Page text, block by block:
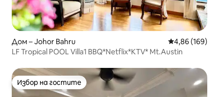
Дом – Johor Bahru Средна
4,86 (169)
LF Tropical POOL Villa1 BBQ*Netflix*KTV* Mt.Austin
Избор на гостите
Избор на гостите